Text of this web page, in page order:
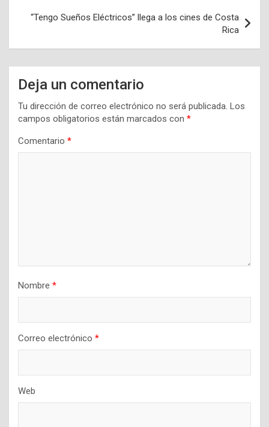
entradas
“Tengo Sueños Eléctricos” llega a los cines de Costa
Rica
Deja un comentario
Tu dirección de correo electrónico no será publicada. Los
campos obligatorios están marcados con *
Comentario *
Nombre *
Correo electrónico *
Web